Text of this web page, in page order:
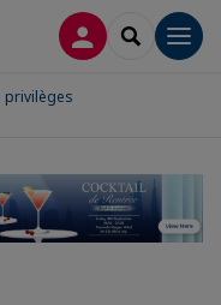
CONNEXION
privilèges